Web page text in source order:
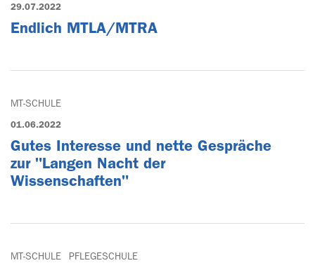
29.07.2022
Endlich MTLA/MTRA
MT-SCHULE
01.06.2022
Gutes Interesse und nette Gespräche
zur "Langen Nacht der
Wissenschaften"
MT-SCHULE PFLEGESCHULE